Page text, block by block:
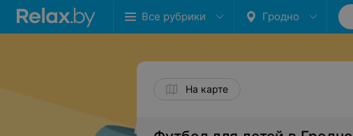
Все рубрики Гродно
На карте